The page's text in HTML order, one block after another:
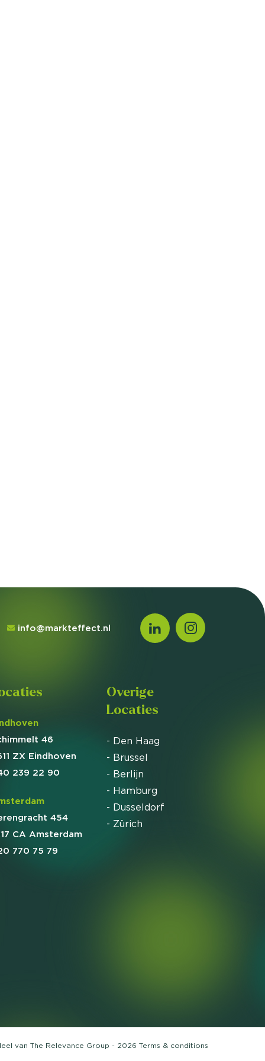
info@markteffect.nl
46
ZX Eindhoven
239 22 90
454
CA Amsterdam
770 75 79
Overige
Locaties
- Den Haag
- Brussel
- Berlijn
- Hamburg
- Dusseldorf
- Zürich
van The Relevance Group - 2026 Terms & conditions